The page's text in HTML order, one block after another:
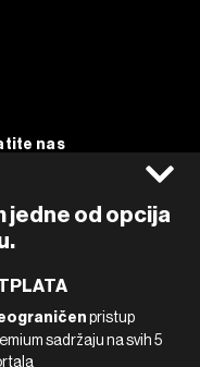
jedne od opcija
pristup
sadržaju na svih 5
nas